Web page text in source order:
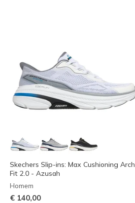
Skechers Slip-ins: Max Cushioning Arch
Fit 2.0 - Azusah
Homem
€ 140,00